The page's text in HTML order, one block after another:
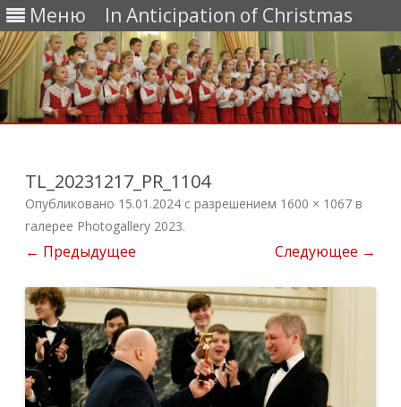
Меню In Anticipation of Christmas
TL_20231217_PR_1104
Опубликовано 15.01.2024 с разрешением 1600 × 1067 в
галерее Photogallery 2023.
← Предыдущее Следующее →